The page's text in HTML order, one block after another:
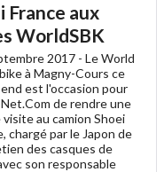
France aux
WorldSBK
2017 - Le World
à Magny-Cours ce
est l'occasion pour
de rendre une
au camion Shoei
chargé par le Japon de
des casques de
son responsable